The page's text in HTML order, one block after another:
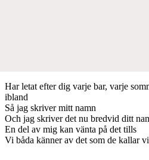
Har letat efter dig varje bar, varje
ibland
Så jag skriver mitt namn
Och jag skriver det nu bredvid ditt
En del av mig kan vänta på det tills
Vi båda känner av det som de kallar